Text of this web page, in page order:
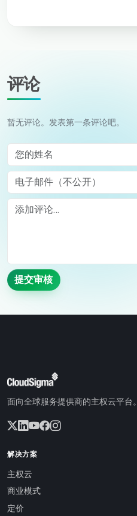
评论
暂无评论。发表第一条评论吧。
您的姓名
电子邮件（不公开）
Comment
提交审核
面向全球服务提供商的主权云平台。
解决方案
主权云
商业模式
定价